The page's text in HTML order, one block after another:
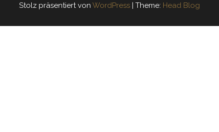
Stolz präsentiert von WordPress | Theme: Head Blog